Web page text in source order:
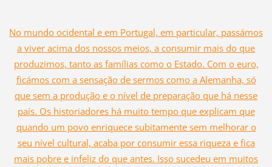
No mundo ocidental e em Portugal, em particular, passámos
a viver acima dos nossos meios, a consumir mais do que
produzimos, tanto as famílias como o Estado. Com o euro,
ficámos com a sensação de sermos como a Alemanha, só
que sem a produção e o nível de preparação que há nesse
país. Os historiadores há muito tempo que explicam que
quando um povo enriquece subitamente sem melhorar o
seu nível cultural, acaba por consumir essa riqueza e fica
mais pobre e infeliz do que antes. Isso sucedeu em muitos